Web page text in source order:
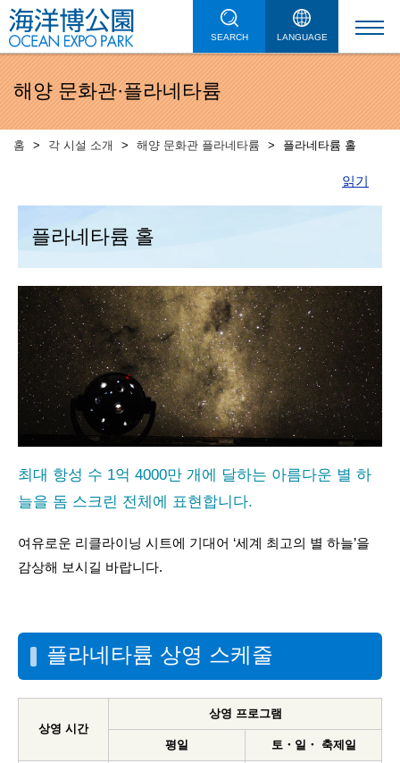
SEARCH LANGUAGE
해양 문화관·플라네타륨
홈 각 시설 소개 해양 문화관 플라네타륨 플라네타륨 홀
읽기
플라네타륨 홀
최대 항성 수 1억 4000만 개에 달하는 아름다운 별 하
늘을 돔 스크린 전체에 표현합니다.
여유로운 리클라이닝 시트에 기대어 ‘세계 최고의 별 하늘’을
감상해 보시길 바랍니다.
플라네타륨 상영 스케줄
상영 시간
상영 프로그램
평일 토・일・ 축제일